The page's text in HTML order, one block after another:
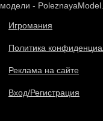
модели -
Игромания
Политика
Реклама на сайте
Вход/Регистрация